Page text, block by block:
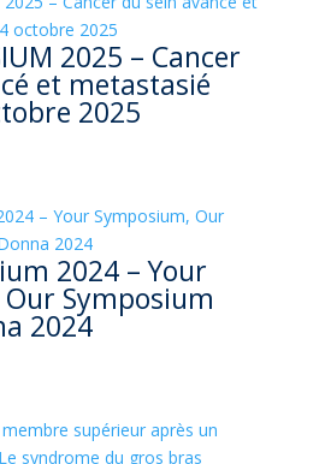
2025 – Cancer
et metastasié
2025
2024 – Your
Symposium
2024